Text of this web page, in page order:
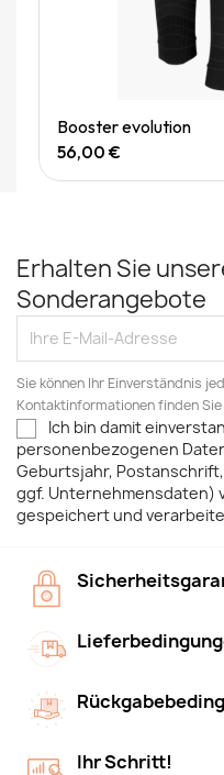
Quick
Booster evolution
56,00 €
Erhalten Sie
Sonderangebote
Sie können Ihr Einverständnis
Kontaktinformationen finden
Ich bin damit
personenbezogenen
Geburtsjahr,
ggf. Unternehmensdaten)
gespeichert und
Ihr Schritt!